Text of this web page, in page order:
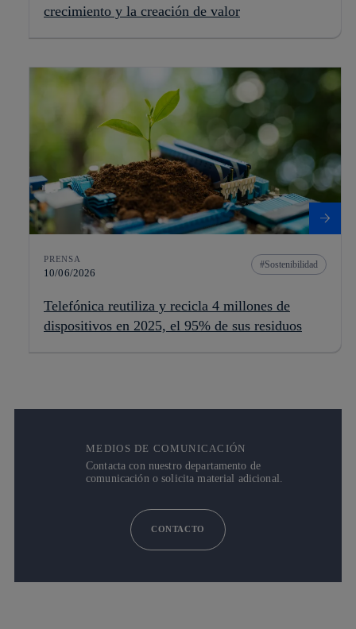
crecimiento y la creación de valor
PRENSA
10/06/2026
Sostenibilidad
Telefónica reutiliza y recicla 4 millones de
dispositivos en 2025, el 95% de sus residuos
MEDIOS DE COMUNICACIÓN
Contacta con nuestro departamento de
comunicación o solicita material adicional.
CONTACTO